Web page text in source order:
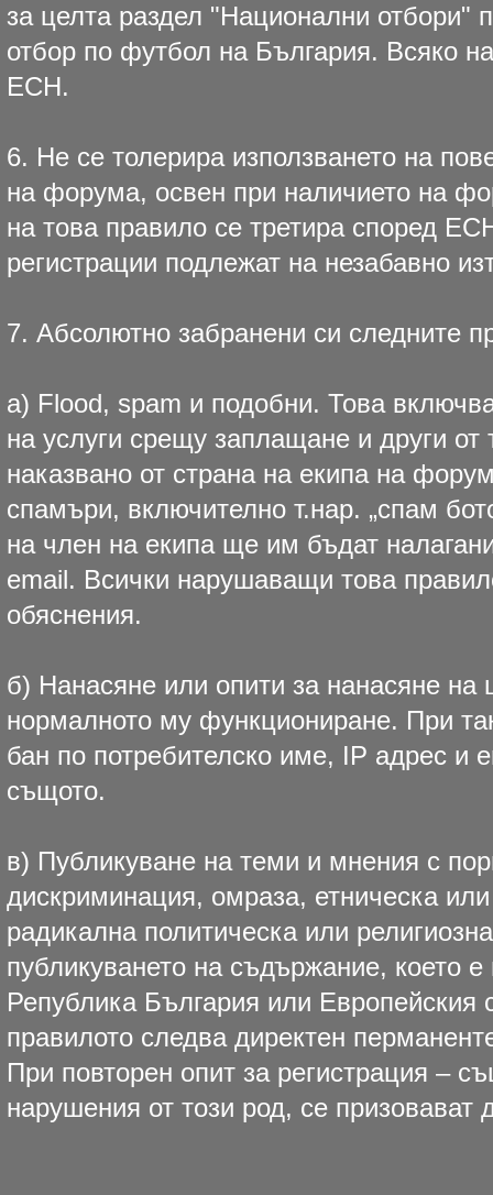
за целта раздел "Национални отбори"
отбор по футбол на България. Всяко
ЕСН.
6. Не се толерира използването на
на форума, освен при наличието на
на това правило се третира според
регистрации подлежат на незабавно
7. Абсолютно забранени си следните
а) Flood, spam и подобни. Това
на услуги срещу заплащане и други
наказвано от страна на екипа на
спамъри, включително т.нар. „спам
на член на екипа ще им бъдат
email. Всички нарушаващи това
обяснения.
б) Нанасяне или опити за нанасяне
нормалното му функциониране. При
бан по потребителско име, IP адрес и
същото.
в) Публикуване на теми и мнения с
дискриминация, омраза, етническа
радикална политическа или
публикуването на съдържание, което
Република България или
правилото следва директен
При повторен опит за регистрация –
нарушения от този род, се